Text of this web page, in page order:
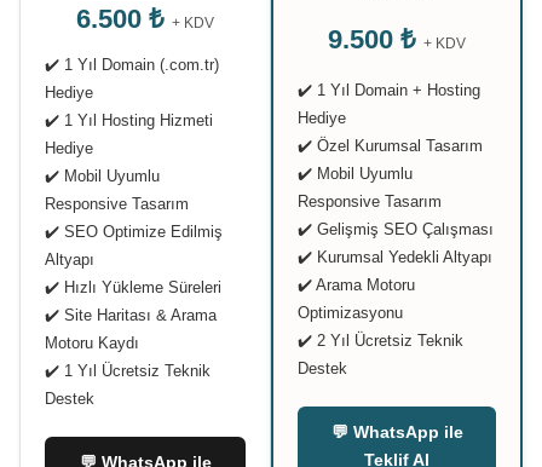
6.500 ₺ + KDV
✔️ 1 Yıl Domain (.com.tr)
Hediye
✔️ 1 Yıl Hosting Hizmeti
Hediye
✔️ Mobil Uyumlu
Responsive Tasarım
✔️ SEO Optimize Edilmiş
Altyapı
✔️ Hızlı Yükleme Süreleri
✔️ Site Haritası & Arama
Motoru Kaydı
✔️ 1 Yıl Ücretsiz Teknik
Destek
💬 WhatsApp ile
9.500 ₺ + KDV
✔️ 1 Yıl Domain + Hosting
Hediye
✔️ Özel Kurumsal Tasarım
✔️ Mobil Uyumlu
Responsive Tasarım
✔️ Gelişmiş SEO Çalışması
✔️ Kurumsal Yedekli Altyapı
✔️ Arama Motoru
Optimizasyonu
✔️ 2 Yıl Ücretsiz Teknik
Destek
💬 WhatsApp ile
Teklif Al